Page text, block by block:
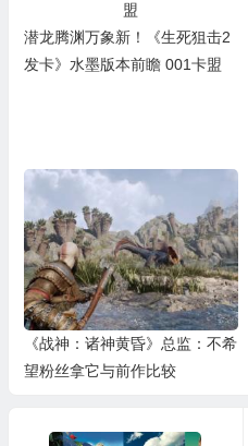
潜龙腾渊万象新！《生死狙击2
发卡》水墨版本前瞻 001卡盟
《战神：诸神黄昏》总监：不希
望粉丝拿它与前作比较